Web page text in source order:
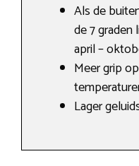
Als de
de 7 graden
april –
Meer grip
Lager